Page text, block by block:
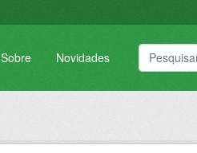
Sobre Novidades